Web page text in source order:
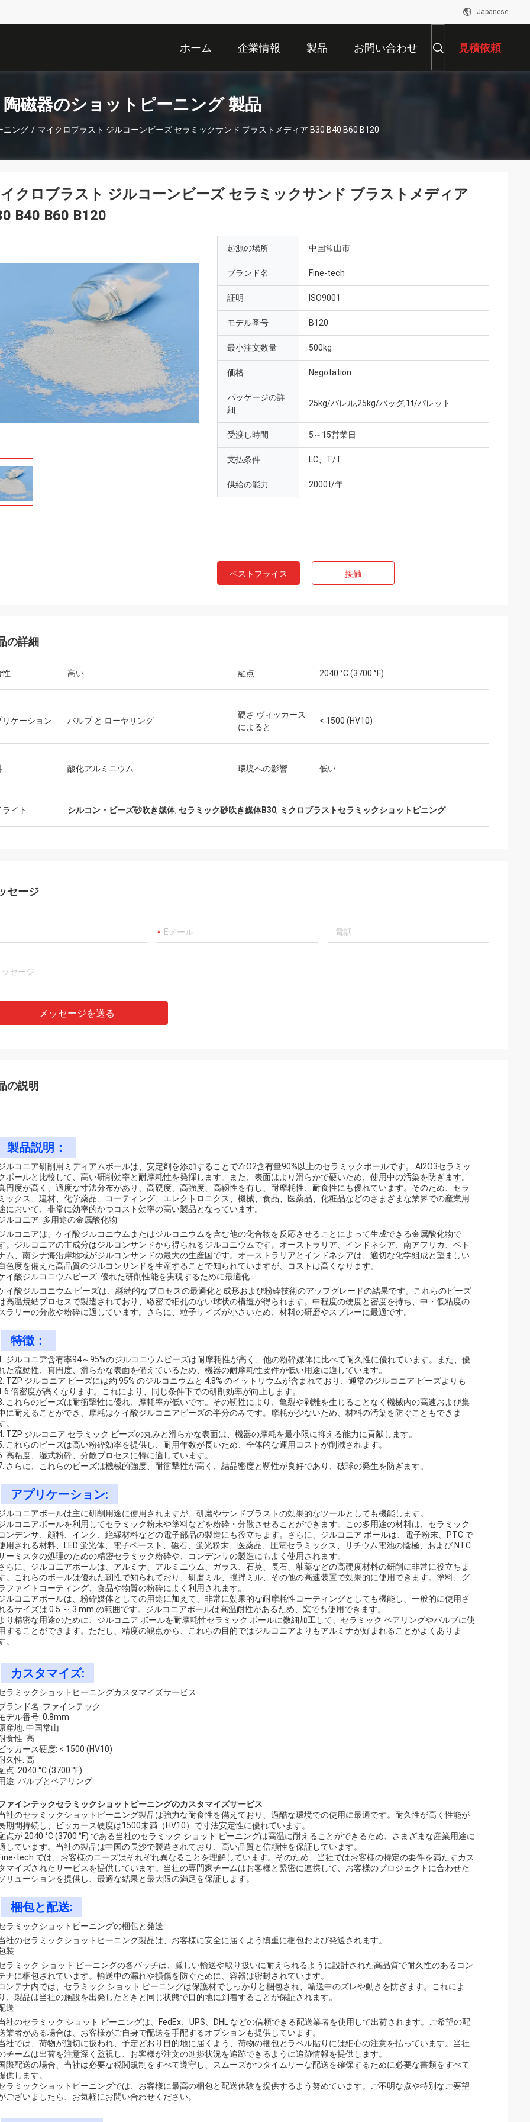
Japanese
ホーム 企業情報 製品 お問い合わせ 見積依頼
陶磁器のショットピーニング 製品
ニング / マイクロブラスト ジルコーンビーズ セラミックサンド ブラストメディア B30 B40 B60 B120
クロブラスト ジルコーンビーズ セラミックサンド ブラストメディア
B40 B60 B120
起源の場所 中国常山市
ブランド名 Fine-tech
証明 ISO9001
モデル番号 B120
最小注文数量 500kg
価格 Negotation
パッケージの詳
細
25kg/バレル,25kg/バッグ,1t/パレット
受渡し時間 5～15営業日
支払条件 LC、T/T
供給の能力 2000t/年
ベストプライス 接触
の詳細
性 高い 融点 2040 °C (3700 °F)
リケーション バルブ と ローヤリング
硬さ ヴィッカース
によると
< 1500 (HV10)
酸化アルミニウム 環境への影響 低い
イト シルコン・ビーズ砂吹き媒体, セラミック砂吹き媒体B30, ミクロブラストセラミックショットピニング
セージ
メッセージを送る
の説明
製品説明：
ルコニア研削用ミディアムボールは、安定剤を添加することでZrO2含有量90%以上のセラミックボールです。 Al2O3セラミッ
ボールと比較して、高い研削効率と耐摩耗性を発揮します。また、表面はより滑らかで硬いため、使用中の汚染を防ぎます。
円度が高く、適度な寸法分布があり、高硬度、高強度、高靱性を有し、耐摩耗性、耐食性にも優れています。そのため、セラ
ックス、建材、化学薬品、コーティング、エレクトロニクス、機械、食品、医薬品、化粧品などのさまざまな業界での産業用
において、非常に効率的かつコスト効率の高い製品となっています。
ルコニア: 多用途の金属酸化物
ルコニアは、ケイ酸ジルコニウムまたはジルコニウムを含む他の化合物を反応させることによって生成できる金属酸化物で
。ジルコニアの主成分はジルコンサンドから得られるジルコニウムです。オーストラリア、インドネシア、南アフリカ、ベト
ム、南シナ海沿岸地域がジルコンサンドの最大の生産国です。オーストラリアとインドネシアは、適切な化学組成と望ましい
色度を備えた高品質のジルコンサンドを生産することで知られていますが、コストは高くなります。
イ酸ジルコニウムビーズ: 優れた研削性能を実現するために最適化
イ酸ジルコニウム ビーズは、継続的なプロセスの最適化と成形および粉砕技術のアップグレードの結果です。これらのビーズ
高温焼結プロセスで製造されており、緻密で細孔のない球状の構造が得られます。中程度の硬度と密度を持ち、中・低粘度の
ラリーの分散や粉砕に適しています。さらに、粒子サイズが小さいため、材料の研磨やスプレーに最適です。
特徴：
ジルコニア含有率94～95%のジルコニウムビーズは耐摩耗性が高く、他の粉砕媒体に比べて耐久性に優れています。また、優
た流動性、真円度、滑らかな表面を備えているため、機器の耐摩耗性要件が低い用途に適しています。
TZP ジルコニア ビーズには約 95% のジルコニウムと 4.8% のイットリウムが含まれており、通常のジルコニア ビーズよりも
倍密度が高くなります。これにより、同じ条件下での研削効率が向上します。
これらのビーズは耐衝撃性に優れ、摩耗率が低いです。その靭性により、亀裂や剥離を生じることなく機械内の高速および集
に耐えることができ、摩耗はケイ酸ジルコニアビーズの半分のみです。摩耗が少ないため、材料の汚染を防ぐこともできま
。
TZP ジルコニア セラミック ビーズの丸みと滑らかな表面は、機器の摩耗を最小限に抑える能力に貢献します。
これらのビーズは高い粉砕効率を提供し、耐用年数が長いため、全体的な運用コストが削減されます。
高粘度、湿式粉砕、分散プロセスに特に適しています。
さらに、これらのビーズは機械的強度、耐衝撃性が高く、結晶密度と靭性が良好であり、破球の発生を防ぎます。
アプリケーション:
ルコニアボールは主に研削用途に使用されますが、研磨やサンドブラストの効果的なツールとしても機能します。
ルコニアボールを利用してセラミック粉末や塗料などを粉砕・分散させることができます。この多用途の材料は、セラミック
ンデンサ、顔料、インク、絶縁材料などの電子部品の製造にも役立ちます。さらに、ジルコニア ボールは、電子粉末、PTC で
用される材料、LED 蛍光体、電子ペースト、磁石、蛍光粉末、医薬品、圧電セラミックス、リチウム電池の陰極、および NTC
ーミスタの処理のための精密セラミック粉砕や、コンデンサの製造にもよく使用されます。
らに、ジルコニアボールは、アルミナ、アルミニウム、ガラス、石英、長石、釉薬などの高硬度材料の研削に非常に役立ちま
。これらのボールは優れた靭性で知られており、研磨ミル、撹拌ミル、その他の高速装置で効果的に使用できます。塗料、グ
ファイトコーティング、食品や物質の粉砕によく利用されます。
ルコニアボールは、粉砕媒体としての用途に加えて、非常に効果的な耐摩耗性コーティングとしても機能し、一般的に使用さ
るサイズは 0.5 ～ 3 mm の範囲です。ジルコニアボールは高温耐性があるため、窯でも使用できます。
り精密な用途のために、ジルコニア ボールを耐摩耗性セラミック ボールに微細加工して、セラミック ベアリングやバルブに使
することができます。ただし、精度の観点から、これらの目的ではジルコニアよりもアルミナが好まれることがよくありま
。
カスタマイズ:
ラミックショットピーニングカスタマイズサービス
ランド名: ファインテック
デル番号: 0.8mm
産地: 中国常山
食性: 高
ッカース硬度: < 1500 (HV10)
久性: 高
点: 2040 °C (3700 °F)
途: バルブとベアリング
ァインテックセラミックショットピーニングのカスタマイズサービス
社のセラミックショットピーニング製品は強力な耐食性を備えており、過酷な環境での使用に最適です。耐久性が高く性能が
期間持続し、ビッカース硬度は1500未満（HV10）で寸法安定性に優れています。
点が 2040 °C (3700 °F) である当社のセラミック ショット ピーニングは高温に耐えることができるため、さまざまな産業用途に
しています。当社の製品は中国の長沙で製造されており、高い品質と信頼性を保証しています。
tech では、お客様のニーズはそれぞれ異なることを理解しています。そのため、当社ではお客様の特定の要件を満たすカス
マイズされたサービスを提供しています。当社の専門家チームはお客様と緊密に連携して、お客様のプロジェクトに合わせた
リューションを提供し、最適な結果と最大限の満足を保証します。
梱包と配送:
ラミックショットピーニングの梱包と発送
社のセラミックショットピーニング製品は、お客様に安全に届くよう慎重に梱包および発送されます。
装
ラミック ショット ピーニングの各バッチは、厳しい輸送や取り扱いに耐えられるように設計された高品質で耐久性のあるコン
ナに梱包されています。輸送中の漏れや損傷を防ぐために、容器は密封されています。
ンテナ内では、セラミック ショット ピーニングは保護材でしっかりと梱包され、輸送中のズレや動きを防ぎます。これによ
、製品は当社の施設を出発したときと同じ状態で目的地に到着することが保証されます。
送
社のセラミック ショット ピーニングは、FedEx、UPS、DHL などの信頼できる配送業者を使用して出荷されます。ご希望の配
業者がある場合は、お客様がご自身で配送を手配するオプションも提供しています。
社では、荷物が適切に扱われ、予定どおり目的地に届くよう、荷物の梱包とラベル貼りには細心の注意を払っています。当社
チームは出荷を注意深く監視し、お客様が注文の進捗状況を追跡できるように追跡情報を提供します。
際配送の場合、当社は必要な税関規制をすべて遵守し、スムーズかつタイムリーな配送を確保するために必要な書類をすべて
供します。
ラミックショットピーニングでは、お客様に最高の梱包と配送体験を提供するよう努めています。ご不明な点や特別なご要望
ございましたら、お気軽にお問い合わせください。